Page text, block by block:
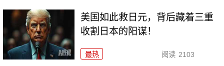
美国如此救日元，背后藏着三重
收割日本的阳谋！
最热 阅读 2103